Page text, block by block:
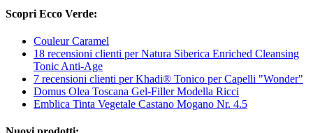
Scopri Ecco Verde:
Couleur Caramel
18 recensioni clienti per Natura Siberica Enriched Cleansing
Tonic Anti-Age
7 recensioni clienti per Khadi® Tonico per Capelli "Wonder"
Domus Olea Toscana Gel-Filler Modella Ricci
Emblica Tinta Vegetale Castano Mogano Nr. 4.5